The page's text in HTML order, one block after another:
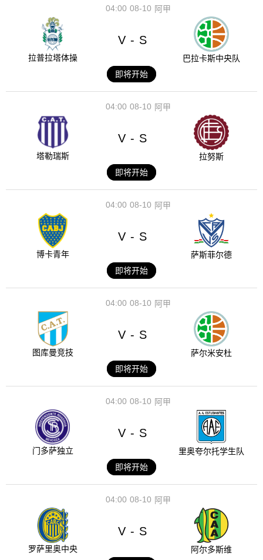
08-10
04:00 阿甲
拉普拉塔体操
V - S
巴拉卡斯中央队
即将开始
08-10
04:00 阿甲
塔勒瑞斯
V - S
拉努斯
即将开始
08-10
04:00 阿甲
博卡青年
V - S
萨斯菲尔德
即将开始
08-10
04:00 阿甲
图库曼竞技
V - S
萨尔米安杜
即将开始
08-10
04:00 阿甲
门多萨独立
V - S
里奥夸尔托学生队
即将开始
08-10
04:00 阿甲
罗萨里奥中央
V - S
阿尔多斯维